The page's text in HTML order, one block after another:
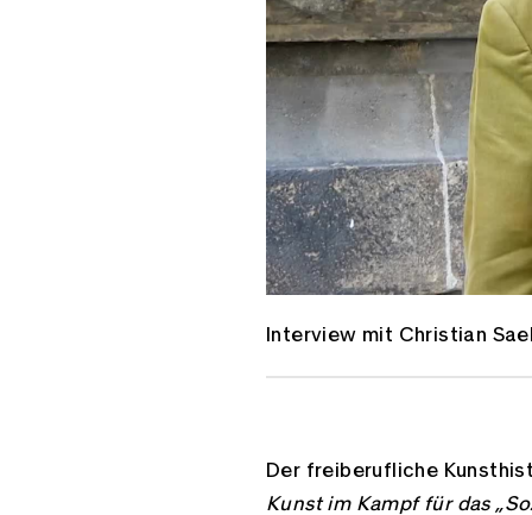
Interview mit Christian
Der freiberufliche
Kunst im Kampf für das